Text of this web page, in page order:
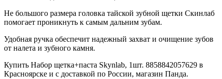
Не большого размера головка тайской зубной щетки Скинлаб
помогает проникнуть к самым дальним зубам.
Удобная ручка обеспечит надежный захват и очищение зубов
от налета и зубного камня.
Купить Набор щетка+паста Skynlab, 1шт. 8858842057629 в
Красноярске и с доставкой по России, магазин Панда.